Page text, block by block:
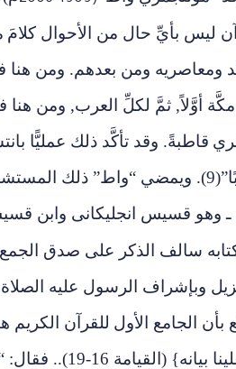
ليس بأيِّ حال من الأحوال كلامَ
ومعاصريه ومن بعدهم. ومن هنا
أوَّلاً, ثمَّ لكلِّ العرب, ومن هنا
قاطبةً. وقد تأكَّد ذلك عمليًّا
ذلك ال
وهو قسيس انجليكانى وابن
سالف الذكر على صدق الجمع
وبإشراف الرسول عليه
بأن الجامع الأول للقرآن الكريم
(القيامة 16-19).. فقال: “إن التفسير